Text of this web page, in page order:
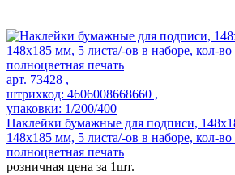
арт. 73428 ,
штрихкод: 4606008668660 ,
упаковки: 1/200/400
Наклейки бумажные для подписи,
148х185 мм, 5 листа/-ов в наборе, кол-во
полноцветная печать
розничная цена за 1шт.